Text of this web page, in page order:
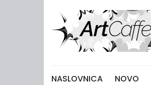
NASLOVNICA NOVO